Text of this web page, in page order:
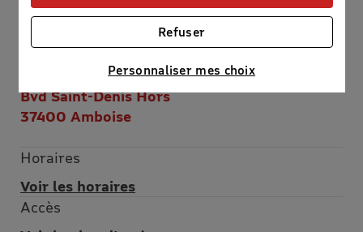
0247234457
Adresse
Mini-Chateaux du Val de Loire
Bvd Saint-Denis Hors
37400 Amboise
Horaires
Voir les horaires
Accès
Univers publicitaire: nous utilisons avec nos
partenaires des cookies pour afficher des
publicités personnalisées
Connaître notre politique cookies et la liste de nos
Personnaliser mes choix
Refuser